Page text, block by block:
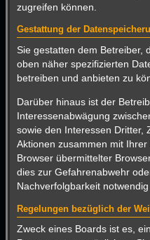
zugreifen können.
Gestattung der
Sie gestatten dem Betreiber,
oben näher spezifizierten
betreiben und anbieten zu
Darüber hinaus ist der
Interessenabwägung
sowie den Interessen Dritter,
Aktionen zusammen mit
Browser übermittelter
dies zur Gefahrenabwehr
Nachverfolgbarkeit notwendig
Regelungen bezüglich der
Zweck eines Boards ist es,